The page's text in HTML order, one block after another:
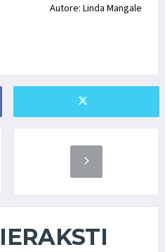
Autore: Linda Mangale